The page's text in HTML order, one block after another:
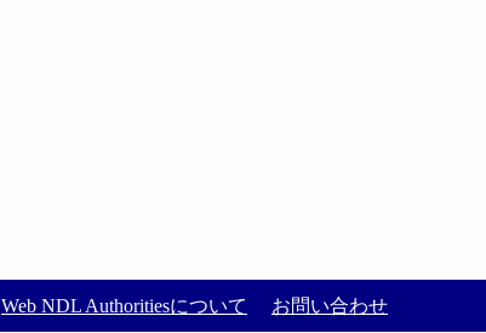
Web NDL Authoritiesについて お問い合わせ